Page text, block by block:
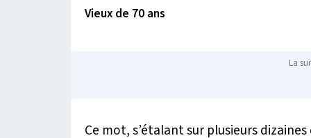
Vieux de 70 ans
La
Ce mot, s’étalant sur plusieurs